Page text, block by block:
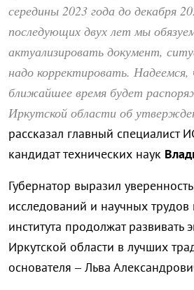
середины 2023 года до декабря
последующих двух лет мы
актуализировать документ,
надо корректировать.
ближайшее время будет
Иркутской области об
рассказал главный специалист
кандидат технических наук
Губернатор выразил
исследований и научных трудов
института продолжат развивать
Иркутской области в лучших
основателя – Льва